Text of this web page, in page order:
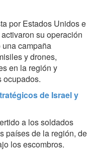
por Estados Unidos e
su operación
campaña
y drones,
en la región y
ocupados.
de Israel y
a los soldados
países de la región, de
los escombros.